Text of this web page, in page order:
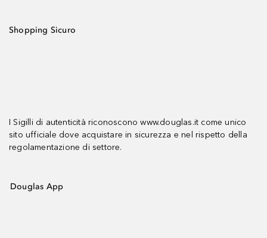
Shopping Sicuro
I Sigilli di autenticità riconoscono www.douglas.it come unico
sito ufficiale dove acquistare in sicurezza e nel rispetto della
regolamentazione di settore.
Douglas App